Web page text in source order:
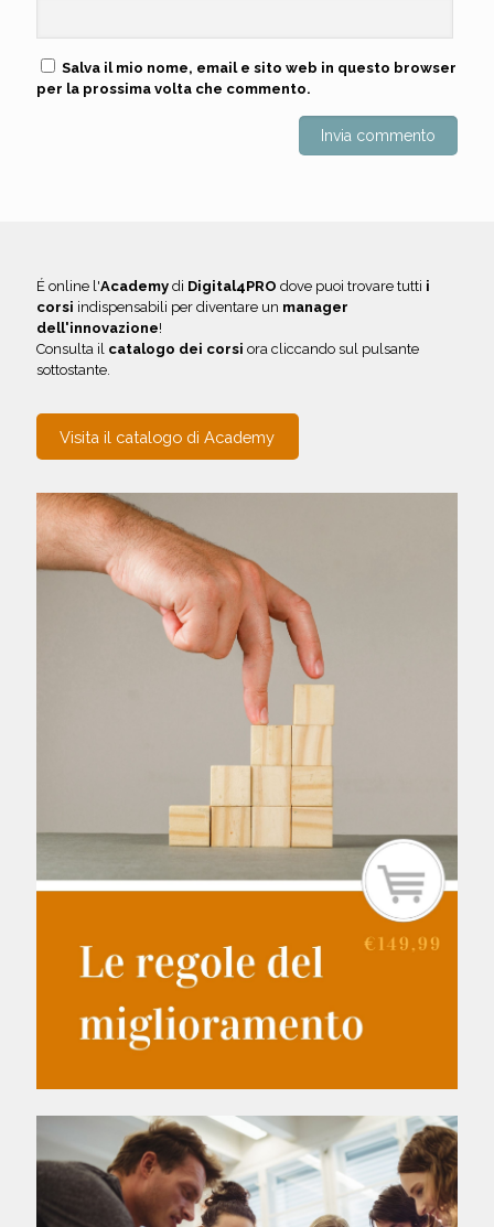
Salva il mio nome, email e sito web in questo browser
per la prossima volta che commento.
É online l'Academy di Digital4PRO dove puoi trovare tutti i
corsi indispensabili per diventare un manager
dell'innovazione!
Consulta il catalogo dei corsi ora cliccando sul pulsante
sottostante.
Visita il catalogo di Academy